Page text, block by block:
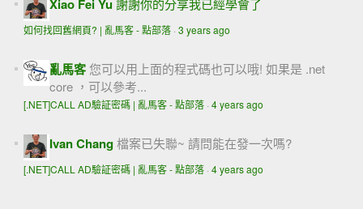
Xiao Fei Yu謝謝你的分享我已經學會了
如何找回舊網頁? | 亂馬客 - 點部落· 3 years ago
亂馬客 您可以用上面的程式碼也可以哦! 如果是 .net
core ，可以參考...
[.NET]CALL AD驗証密碼 | 亂馬客 - 點部落· 4 years ago
Ivan Chang檔案已失聯~ 請問能在發一次嗎?
[.NET]CALL AD驗証密碼 | 亂馬客 - 點部落· 4 years ago